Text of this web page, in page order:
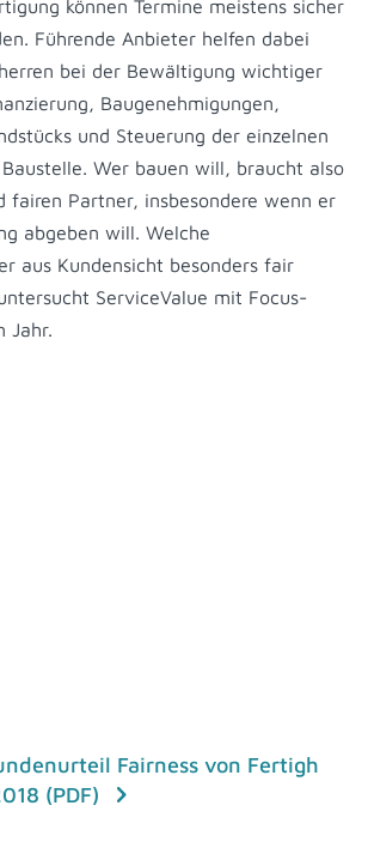
können Termine meistens sicher
Führende Anbieter helfen dabei
bei der Bewältigung wichtiger
Baugenehmigungen,
und Steuerung der einzelnen
Wer bauen will, braucht also
fairen Partner, insbesondere wenn er
abgeben will. Welche
aus Kundensicht besonders fair
ServiceValue mit Focus-
Jahr.
Fairness von Fertigh
(PDF)